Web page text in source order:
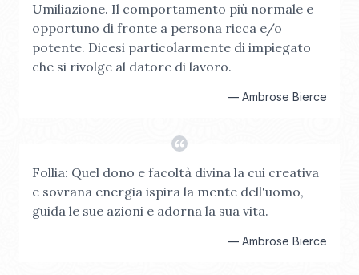
Umiliazione. Il comportamento più normale e
opportuno di fronte a persona ricca e/o
potente. Dicesi particolarmente di impiegato
che si rivolge al datore di lavoro.
— Ambrose Bierce
Follia: Quel dono e facoltà divina la cui creativa
e sovrana energia ispira la mente dell'uomo,
guida le sue azioni e adorna la sua vita.
— Ambrose Bierce